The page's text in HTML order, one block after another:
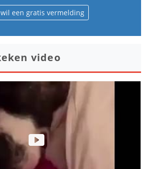
een gratis vermelding
video